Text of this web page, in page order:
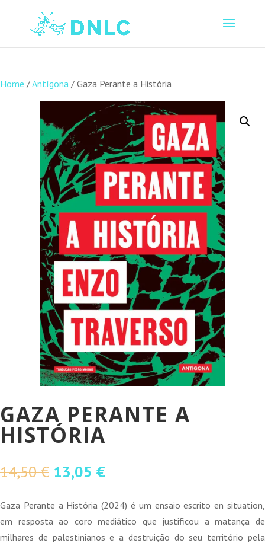
Home /Antígona / Gaza Perante a História
GAZA PERANTE A
HISTÓRIA
14,50€ O
original
era:
14,50 €.
13,05 €O
atual
é:
13,05 €.
Gaza Perante a História (2024) é um ensaio escrito en situation,
em resposta ao coro mediático que justificou a matança de
milhares de palestinianos e a destruição do seu território pela